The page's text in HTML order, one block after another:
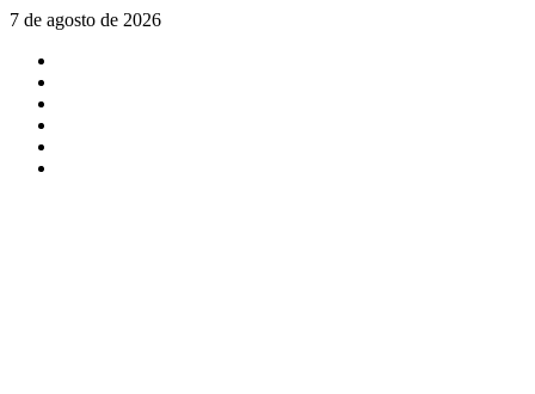
Saltar
contenido
7 de agosto de 2026